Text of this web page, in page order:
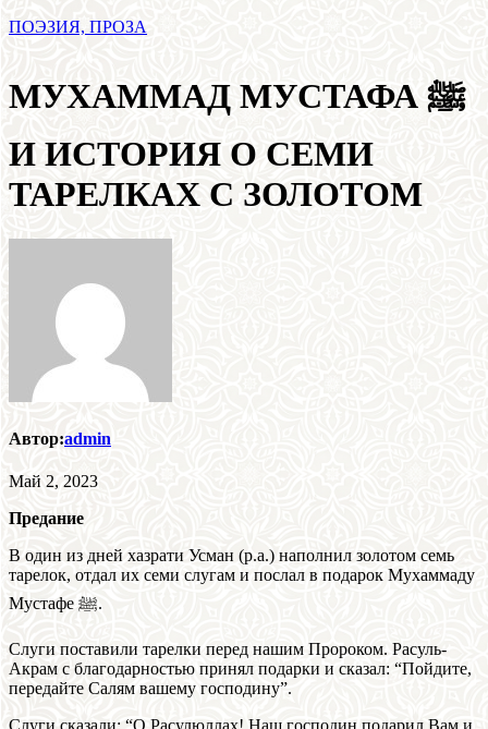
ПОЭЗИЯ, ПРОЗА
МУХАММАД МУСТАФА ﷺ
И ИСТОРИЯ О СЕМИ
ТАРЕЛКАХ С ЗОЛОТОМ
Автор:admin
Май 2, 2023
Предание
В один из дней хазрати Усман (р.а.) наполнил золотом семь
тарелок, отдал их семи слугам и послал в подарок Мухаммаду
Мустафе ﷺ.
Слуги поставили тарелки перед нашим Пророком. Расуль-
Акрам с благодарностью принял подарки и сказал: “Пойдите,
передайте Салям вашему господину”.